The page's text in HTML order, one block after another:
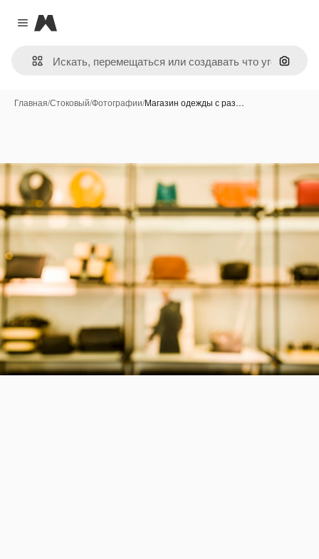
Close menu
Magnific
Поиск
Главная/Стоковый/Фотографии/Магазин одежды с раз…